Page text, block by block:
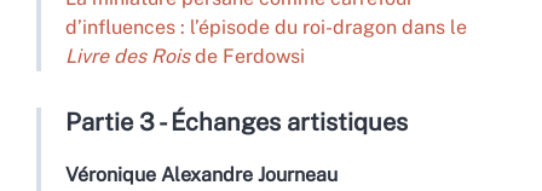
d’influences : l’épisode du roi-dragon dans le
Livre des Roisde Ferdowsi
Partie 3 - Échanges artistiques
Véronique Alexandre Journeau